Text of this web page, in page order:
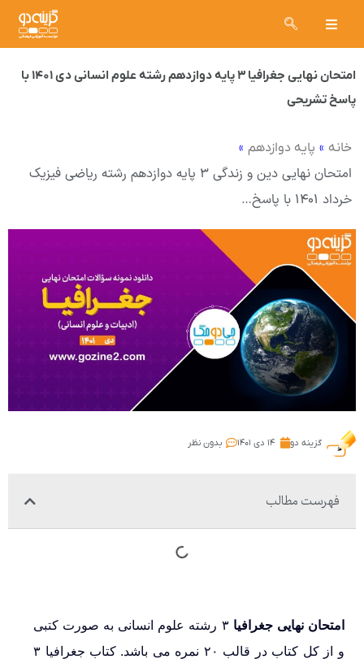
امتحان نهایی جغرافیا ۳ پایه دوازدهم رشته علوم انسانی دی ۱۴۰۱ با
پاسخ تشریحی
خانه » پایه دوازدهم »
امتحان نهایی دین و زندگی ۳ پایه دوازدهم رشته ریاضی فیزیک
خرداد ۱۴۰۱ با پاسخ…
گزینه دو ۱۴ دی ۱۴۰۱ بدون نظر
فهرست مطالب
امتحان نهایی جغرافیا
۳ رشته علوم انسانی به صورت کتبی
و از کل کتاب در قالب ۲۰ نمره می باشد. کتاب جغرافیا ۳